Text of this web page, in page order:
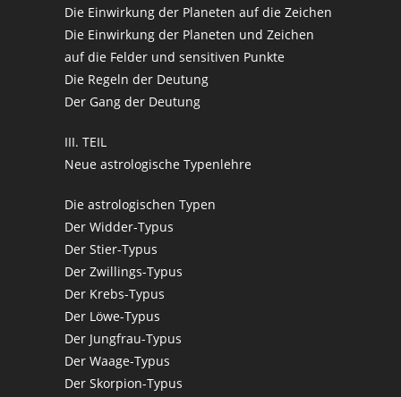
Die Einwirkung der Planeten auf die Zeichen
Die Einwirkung der Planeten und Zeichen
auf die Felder und sensitiven Punkte
Die Regeln der Deutung
Der Gang der Deutung
III. TEIL
Neue astrologische Typenlehre
Die astrologischen Typen
Der Widder-Typus
Der Stier-Typus
Der Zwillings-Typus
Der Krebs-Typus
Der Löwe-Typus
Der Jungfrau-Typus
Der Waage-Typus
Der Skorpion-Typus